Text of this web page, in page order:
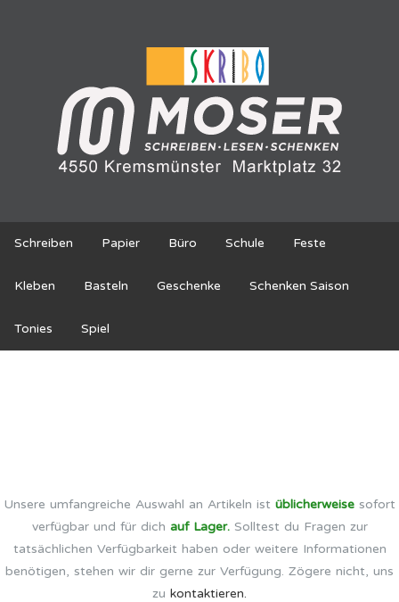
Schreiben Papier Büro Schule Feste
Kleben Basteln Geschenke Schenken Saison
Tonies Spiel
Unsere umfangreiche Auswahl an Artikeln ist üblicherweise sofort
verfügbar und für dich auf Lager.Solltest du Fragen zur
tatsächlichen Verfügbarkeit haben oder weitere Informationen
benötigen, stehen wir dir gerne zur Verfügung. Zögere nicht, uns
zu kontaktieren.